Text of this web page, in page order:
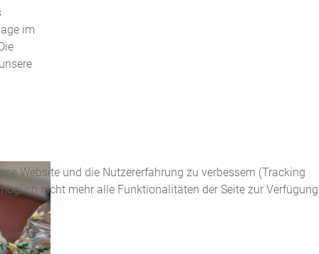
im
Website und die Nutzererfahrung zu verbessern (Tracking
nicht mehr alle Funktionalitäten der Seite zur Verfügung